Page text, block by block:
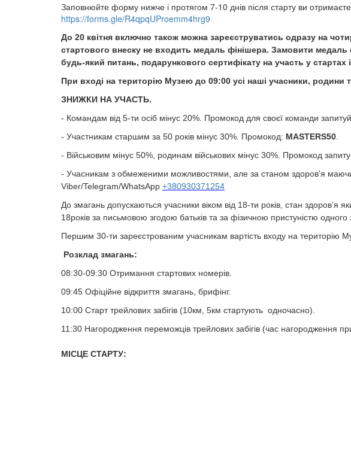
Заповнюйте форму нижче і протягом 7-10 днів після старту ви
https://forms.gle/R4qpqUProemm4hrg9
До 20 квітня включно також можна зареєструватись одразу на
стартового внеску не входить медаль фінішера. Замовити медаль
будь-який питань, подарункового сертифікату на участь у
При вході на територію Музею до 09:00 усі наші учасники, родини
ЗНИЖКИ НА УЧАСТЬ.
- Командам від 5-ти осіб мінус 20% Промокод для своєї команди
- Участникам старшим за 50 років мінус 30%. Промокод: MASTERS50
- Військовим мінус 50%, родинам військових мінус 30%. Промокод
- Учасникам з обмеженими можливостями, але за станом здоров'я
Viber/Telegram/WhatsApp +380930371254
До змагань допускаються учасники віком від 18-ти років, стан здоров’я
18років за письмовою згодою батьків та за фізичною пристуністю одного з
Першим 30-ти зареєстрованим учасникам вартість входу на територію
Розклад змагань:
08:30-09:30 Отримання стартових номерів.
09:45 Офіційне відкриття змагань, брифінг.
10:00 Старт трейлових забігів (10км, 5км стартують одночасно).
11:30 Нагородження переможців трейлових забігів (час нагородження
МІСЦЕ СТАРТУ: